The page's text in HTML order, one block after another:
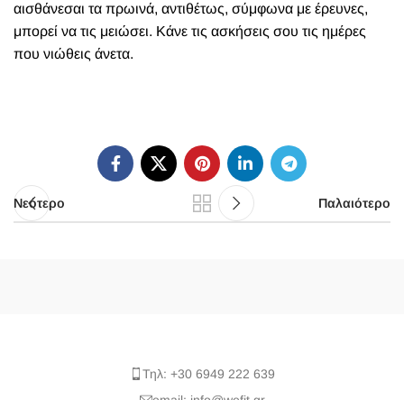
αισθάνεσαι τα πρωινά, αντιθέτως, σύμφωνα με έρευνες,
μπορεί να τις μειώσει. Κάνε τις ασκήσεις σου τις ημέρες
που νιώθεις άνετα.
Νεότερο Παλαιότερο
Τηλ: +30 6949 222 639